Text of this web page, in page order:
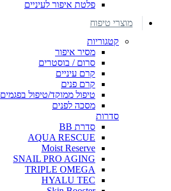
פלטת איפור לעיניים
מוצרי טיפוח
קטגוריות
מסיר איפור
סרום / בוסטרים
קרם עיניים
קרם פנים
טיפול ממוקד/טיפול בפגמים
מסכה לפנים
סדרות
סדרת BB
AQUA RESCUE
Moist Reserve
SNAIL PRO AGING
TRIPLE OMEGA
HYALU TEC